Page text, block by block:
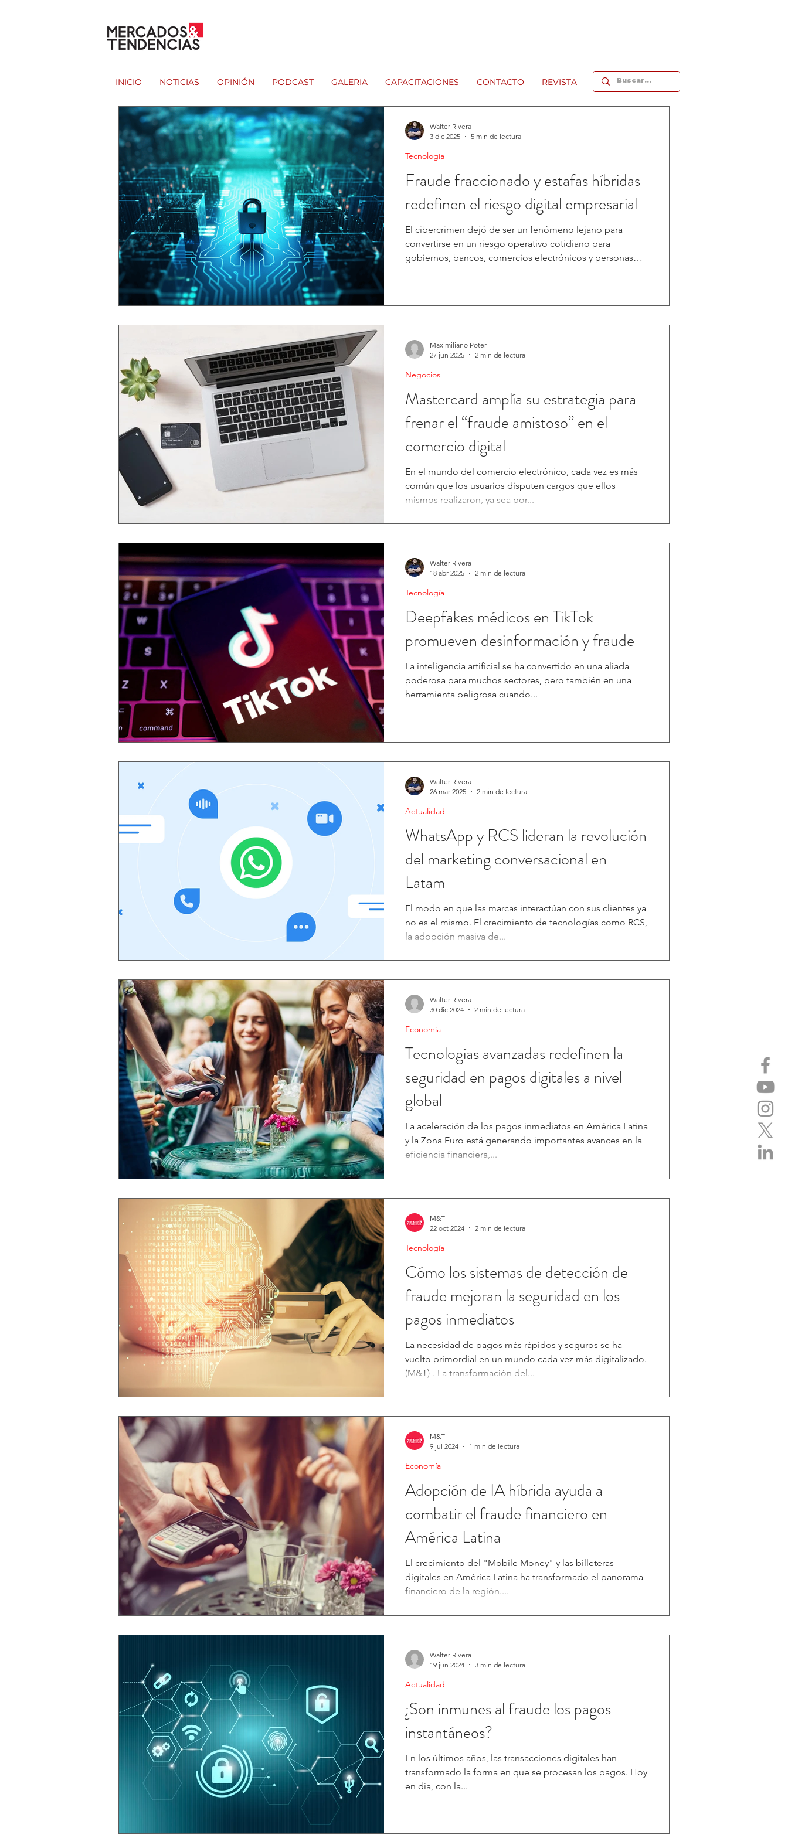
INICIO NOTICIAS OPINIÓN PODCAST GALERIA CAPACITACIONES CONTACTO REVISTA
Fraude fraccionado y estafas híbridas
redefinen el riesgo digital empresarial
El cibercrimen dejó de ser un fenómeno lejano para
convertirse en un riesgo operativo cotidiano para
gobiernos, bancos, comercios electrónicos y personas
opcional: es una condición para sostener la confianza y la
Tecnología
Walter Rivera
3 dic 2025
5 min de lectura
Mastercard amplía su estrategia para
frenar el “fraude amistoso” en el
comercio digital
En el mundo del comercio electrónico, cada vez es más
común que los usuarios disputen cargos que ellos
mismos realizaron, ya sea por...
Negocios
Maximiliano Poter
27 jun 2025
2 min de lectura
Deepfakes médicos en TikTok
promueven desinformación y fraude
La inteligencia artificial se ha convertido en una aliada
poderosa para muchos sectores, pero también en una
herramienta peligrosa cuando...
Tecnología
Walter Rivera
18 abr 2025
2 min de lectura
WhatsApp y RCS lideran la revolución
del marketing conversacional en
Latam
El modo en que las marcas interactúan con sus clientes ya
no es el mismo. El crecimiento de tecnologías como RCS,
la adopción masiva de...
Actualidad
Walter Rivera
26 mar 2025
2 min de lectura
Tecnologías avanzadas redefinen la
seguridad en pagos digitales a nivel
global
La aceleración de los pagos inmediatos en América Latina
y la Zona Euro está generando importantes avances en la
eficiencia financiera,...
Economía
Walter Rivera
30 dic 2024
2 min de lectura
Cómo los sistemas de detección de
fraude mejoran la seguridad en los
pagos inmediatos
La necesidad de pagos más rápidos y seguros se ha
vuelto primordial en un mundo cada vez más digitalizado.
(M&T)-. La transformación del...
Tecnología
M&T
22 oct 2024
2 min de lectura
Adopción de IA híbrida ayuda a
combatir el fraude financiero en
América Latina
El crecimiento del "Mobile Money" y las billeteras
digitales en América Latina ha transformado el panorama
financiero de la región....
Economía
M&T
9 jul 2024
1 min de lectura
¿Son inmunes al fraude los pagos
instantáneos?
En los últimos años, las transacciones digitales han
transformado la forma en que se procesan los pagos. Hoy
en día, con la...
Actualidad
Walter Rivera
19 jun 2024
3 min de lectura